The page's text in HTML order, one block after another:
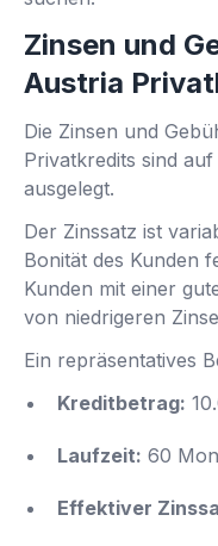
Zinsen und
Austria
Die Zinsen und
Privatkredits sind
ausgelegt.
Der Zinssatz ist
Bonität des Kunden
Kunden mit einer
von niedrigeren
Ein repräsentatives
Kreditbetrag:
Laufzeit: 60
Effektiver